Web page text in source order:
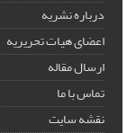
درباره نشریه
اعضای هیات تحریریه
ارسال مقاله
تماس با ما
نقشه سایت